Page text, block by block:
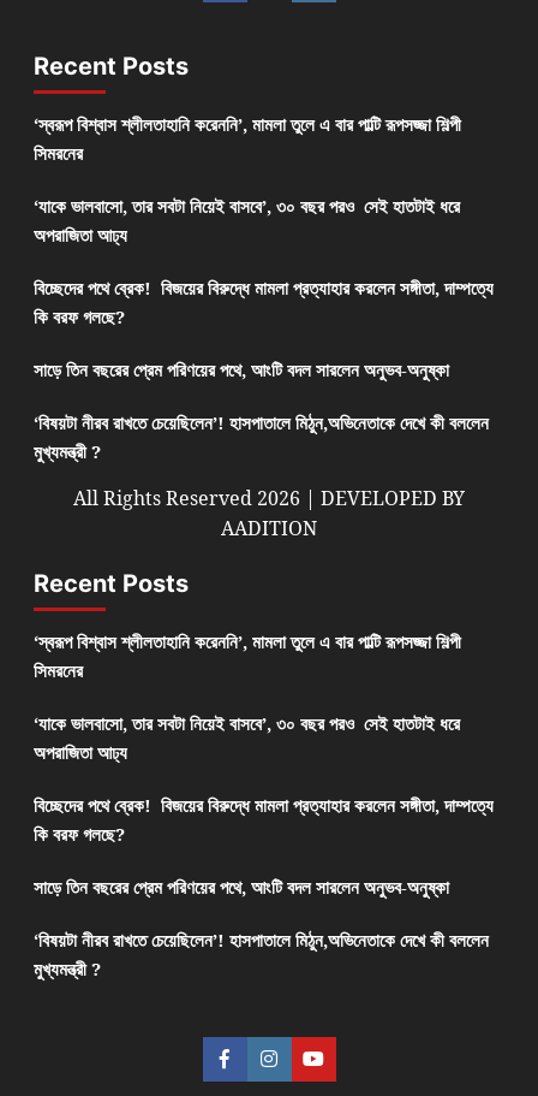
Recent Posts
‘স্বরূপ বিশ্বাস শ্লীলতাহানি করেননি’, মামলা তুলে এ বার পাল্টি রূপসজ্জা শিল্পী
সিমরনের
‘যাকে ভালবাসো, তার সবটা নিয়েই বাসবে’, ৩০ বছর পরও সেই হাতটাই ধরে
অপরাজিতা আঢ্য
বিচ্ছেদের পথে ব্রেক! বিজয়ের বিরুদ্ধে মামলা প্রত্যাহার করলেন সঙ্গীতা, দাম্পত্যে
কি বরফ গলছে?
সাড়ে তিন বছরের প্রেম পরিণয়ের পথে, আংটি বদল সারলেন অনুভব-অনুষ্কা
‘বিষয়টা নীরব রাখতে চেয়েছিলেন’! হাসপাতালে মিঠুন,অভিনেতাকে দেখে কী বললেন
মুখ্যমন্ত্রী ?
All Rights Reserved 2026 | DEVELOPED BY
AADITION
Recent Posts
‘স্বরূপ বিশ্বাস শ্লীলতাহানি করেননি’, মামলা তুলে এ বার পাল্টি রূপসজ্জা শিল্পী
সিমরনের
‘যাকে ভালবাসো, তার সবটা নিয়েই বাসবে’, ৩০ বছর পরও সেই হাতটাই ধরে
অপরাজিতা আঢ্য
বিচ্ছেদের পথে ব্রেক! বিজয়ের বিরুদ্ধে মামলা প্রত্যাহার করলেন সঙ্গীতা, দাম্পত্যে
কি বরফ গলছে?
সাড়ে তিন বছরের প্রেম পরিণয়ের পথে, আংটি বদল সারলেন অনুভব-অনুষ্কা
‘বিষয়টা নীরব রাখতে চেয়েছিলেন’! হাসপাতালে মিঠুন,অভিনেতাকে দেখে কী বললেন
মুখ্যমন্ত্রী ?